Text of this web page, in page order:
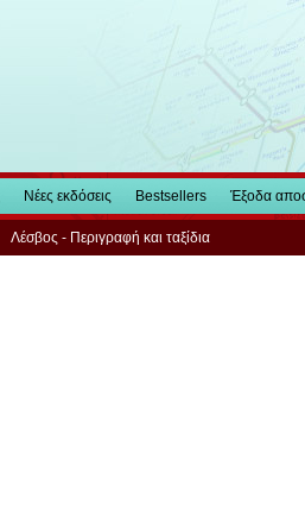
Νέες εκδόσεις Bestsellers Έξοδα
Λέσβος - Περιγραφή και ταξίδια